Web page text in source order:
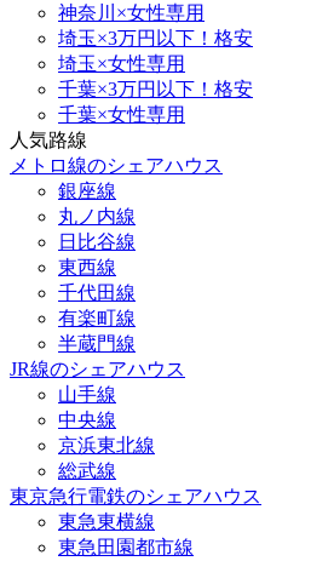
神奈川×女性専用
埼玉×3万円以下！格安
埼玉×女性専用
千葉×3万円以下！格安
千葉×女性専用
人気路線
メトロ線のシェアハウス
銀座線
丸ノ内線
日比谷線
東西線
千代田線
有楽町線
半蔵門線
JR線のシェアハウス
山手線
中央線
京浜東北線
総武線
東京急行電鉄のシェアハウス
東急東横線
東急田園都市線